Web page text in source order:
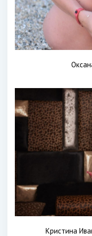
Кристина